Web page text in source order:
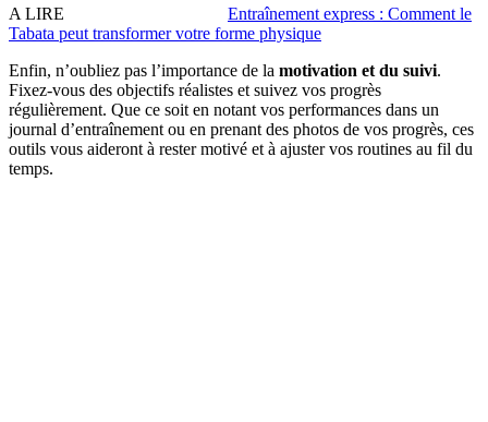
A LIRE
Entraînement express : Comment le
Tabata peut transformer votre forme physique
Enfin, n’oubliez pas l’importance de la motivation et du suivi.
Fixez-vous des objectifs réalistes et suivez vos progrès
régulièrement. Que ce soit en notant vos performances dans un
journal d’entraînement ou en prenant des photos de vos progrès, ces
outils vous aideront à rester motivé et à ajuster vos routines au fil du
temps.